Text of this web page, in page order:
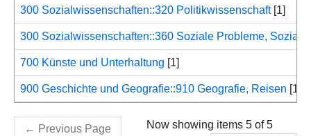
300 Sozialwissenschaften::320 Politikwissenschaft[1]
300 Sozialwissenschaften::360 Soziale Probleme,
700 Künste und Unterhaltung [1]
900 Geschichte und Geografie::910 Geografie, Reisen [1]
← Previous Page
Now showing items 5 of 5